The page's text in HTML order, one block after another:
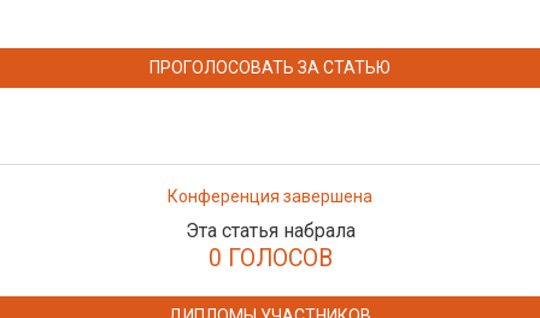
ПРОГОЛОСОВАТЬ ЗА СТАТЬЮ
Конференция завершена
Эта статья набрала
0 ГОЛОСОВ